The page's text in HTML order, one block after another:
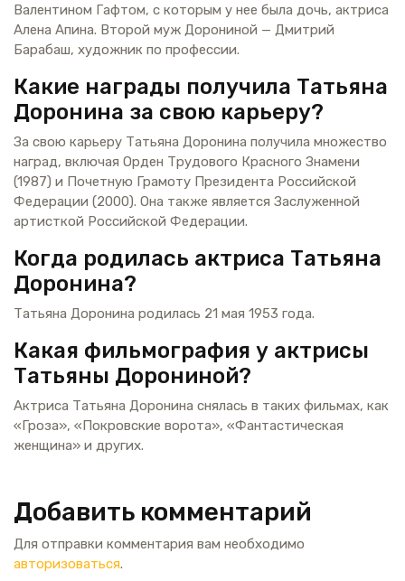
Валентином Гафтом, с которым у нее была дочь, актриса
Алена Апина. Второй муж Дорониной — Дмитрий
Барабаш, художник по профессии.
Какие награды получила Татьяна
Доронина за свою карьеру?
За свою карьеру Татьяна Доронина получила множество
наград, включая Орден Трудового Красного Знамени
(1987) и Почетную Грамоту Президента Российской
Федерации (2000). Она также является Заслуженной
артисткой Российской Федерации.
Когда родилась актриса Татьяна
Доронина?
Татьяна Доронина родилась 21 мая 1953 года.
Какая фильмография у актрисы
Татьяны Дорониной?
Актриса Татьяна Доронина снялась в таких фильмах, как
«Гроза», «Покровские ворота», «Фантастическая
женщина» и других.
Добавить комментарий
Для отправки комментария вам необходимо
авторизоваться.